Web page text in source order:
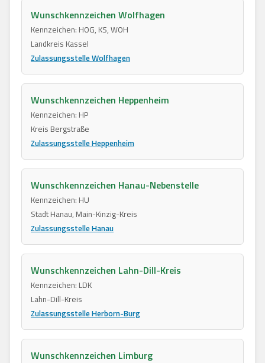
Wunschkennzeichen Wolfhagen
Kennzeichen: HOG, KS, WOH
Landkreis Kassel
Zulassungsstelle Wolfhagen
Wunschkennzeichen Heppenheim
Kennzeichen: HP
Kreis Bergstraße
Zulassungsstelle Heppenheim
Wunschkennzeichen Hanau-Nebenstelle
Kennzeichen: HU
Stadt Hanau, Main-Kinzig-Kreis
Zulassungsstelle Hanau
Wunschkennzeichen Lahn-Dill-Kreis
Kennzeichen: LDK
Lahn-Dill-Kreis
Zulassungsstelle Herborn-Burg
Wunschkennzeichen Limburg